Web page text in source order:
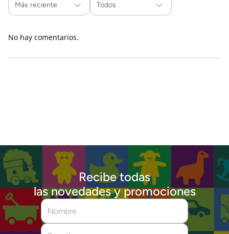
Más reciente Todos
No hay comentarios.
Recibe todas
las novedades y promociones